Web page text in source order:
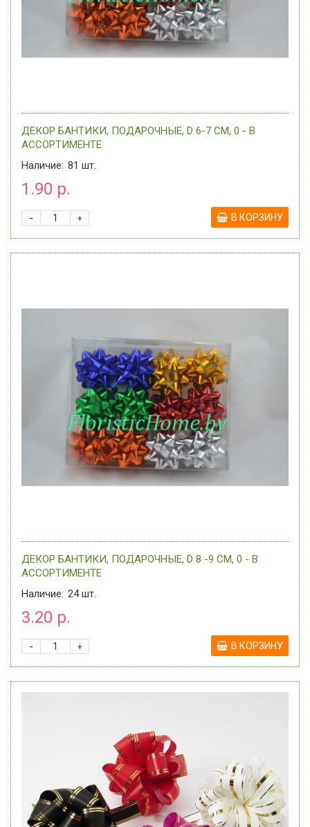
ДЕКОР БАНТИКИ, ПОДАРОЧНЫЕ, D 6-7 СМ, 0 - В
АССОРТИМЕНТЕ
Наличие: 81 шт.
1.90 р.
+
- В КОРЗИНУ
ДЕКОР БАНТИКИ, ПОДАРОЧНЫЕ, D 8 -9 СМ, 0 - В
АССОРТИМЕНТЕ
Наличие: 24шт.
3.20 р.
+
- В КОРЗИНУ